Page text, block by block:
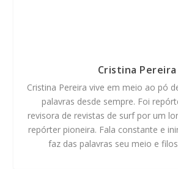
Cristina Pereira
Cristina Pereira vive em meio ao pó
palavras desde sempre. Foi
revisora de revistas de surf por um
repórter pioneira. Fala constante e
faz das palavras seu meio e